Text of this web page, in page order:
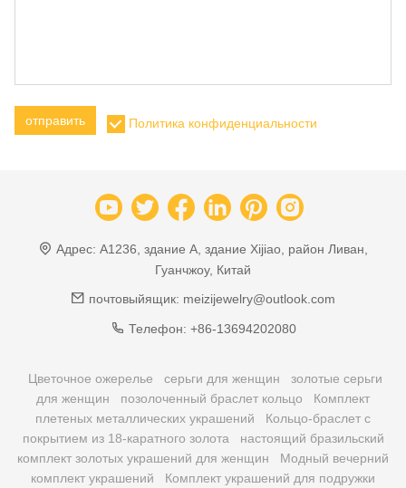
отправить Политика конфиденциальности
Адрес: A1236, здание A, здание Xijiao, район Ливан,
Гуанчжоу, Китай
почтовыйящик: meizijewelry@outlook.com
Телефон: +86-13694202080
Цветочное ожерелье серьги для женщин
золотые серьги
для женщин
позолоченный браслет кольцо
Комплект
плетеных металлических украшений
Кольцо-браслет с
покрытием из 18-каратного золота
настоящий бразильский
комплект золотых украшений для женщин
Модный вечерний
комплект украшений
Комплект украшений для подружки